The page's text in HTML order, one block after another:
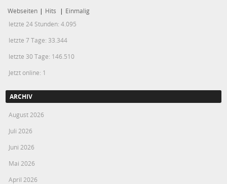
Webseiten | Hits | Einmalig
letzte 24 Stunden:4.095
letzte 7 Tage: 33.344
letzte 30 Tage: 146.510
Jetzt online: 1
ARCHIV
August 2026
Juli 2026
Juni 2026
Mai 2026
April 2026